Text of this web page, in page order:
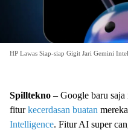
HP Lawas Siap-siap Gigit Jari Gemini
Spilltekno – Google baru
fiturkecerdasan buatan
Intelligence. Fitur AI super